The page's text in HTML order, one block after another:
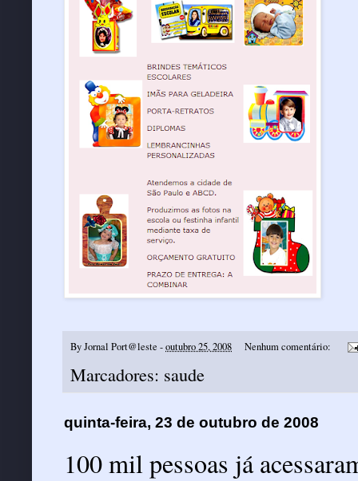
ByJornal Port@leste -outubro 25, 2008 Nenhum comentário:
Marcadores: saude
quinta-feira, 23 de outubro de 2008
100 mil pessoas já